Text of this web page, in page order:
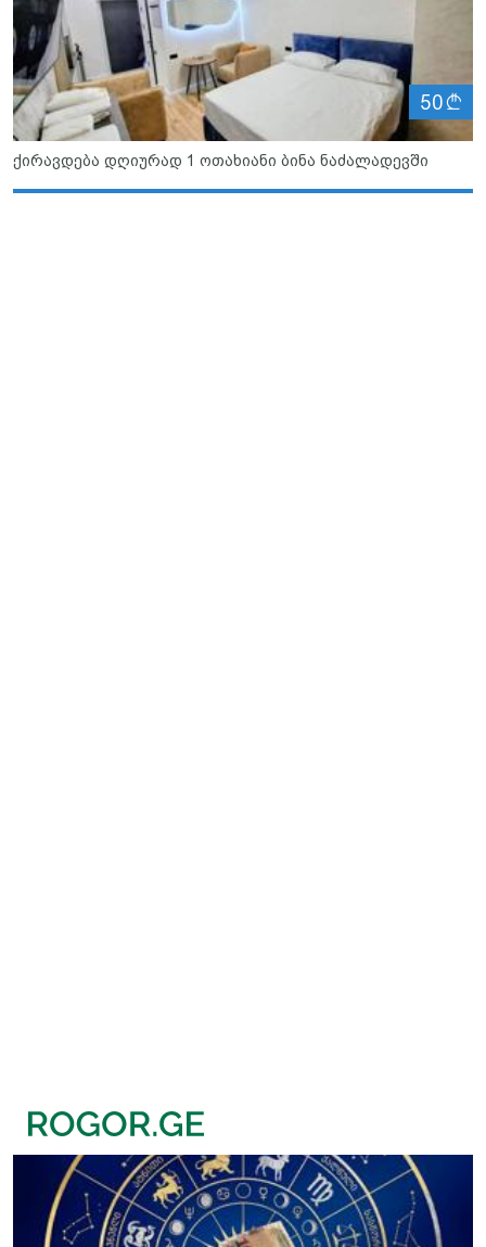
50
ქირავდება დღიურად 1 ოთახიანი ბინა ნაძალადევში